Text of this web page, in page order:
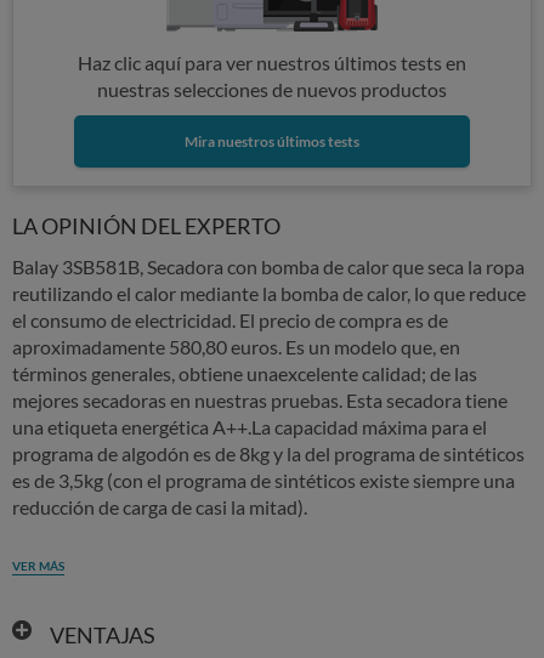
Haz clic aquí para ver nuestros últimos tests en
nuestras selecciones de nuevos productos
Mira nuestros últimos tests
LA OPINIÓN DEL EXPERTO
Balay 3SB581B, Secadora con bomba de calor que seca la ropa
reutilizando el calor mediante la bomba de calor, lo que reduce
el consumo de electricidad. El precio de compra es de
aproximadamente 580,80 euros. Es un modelo que, en
términos generales, obtiene unaexcelente calidad; de las
mejores secadoras en nuestras pruebas. Esta secadora tiene
una etiqueta energética A++.La capacidad máxima para el
programa de algodón es de 8kg y la del programa de sintéticos
es de 3,5kg (con el programa de sintéticos existe siempre una
reducción de carga de casi la mitad).
VER MÁS
VENTAJAS